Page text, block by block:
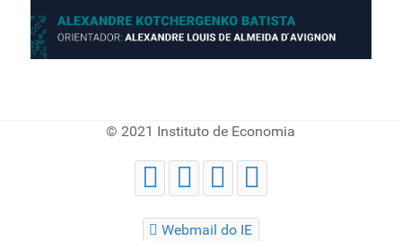
© 2021 Instituto de Economia
Webmail do IE